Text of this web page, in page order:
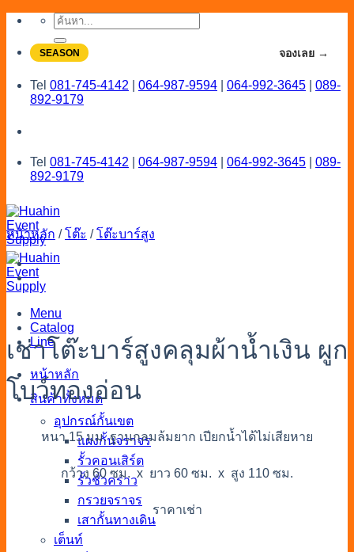
Skip
content
ค้นหา:
SEASON จองเลย →
Tel 081-745-4142 064-987-9594 064-992-3645
089-
892-9179
Tel 081-745-4142 064-987-9594 064-992-3645
089-
892-9179
Menu
Catalog
Line
หน้าหลัก
สินค้าทั้งหมด
อุปกรณ์กั้นเขต
แผงกั้นจราจร
รั้วคอนเสิร์ต
รั้วชั่วคราว
กรวยจราจร
เสากั้นทางเดิน
เต็นท์
หน้าหลัก / โต๊ะ / โต๊ะบาร์สูง
เช่าโต๊ะบาร์สูงคลุมผ้าน้ำเงิน ผูก
โบว์ทองอ่อน
หนา 15 มม. ฐานกลมล้มยาก เปียกน้ำได้ไม่เสียหาย
กว้าง 60 ซม. x ยาว 60 ซม. x สูง 110 ซม.
ราคาเช่า